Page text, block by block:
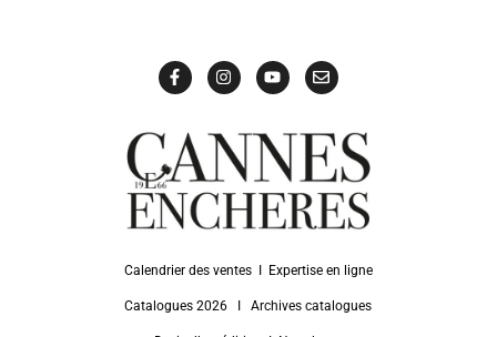
Calendrier des ventesΙ Expertise en ligne
Catalogues 2026 ΙArchives catalogues